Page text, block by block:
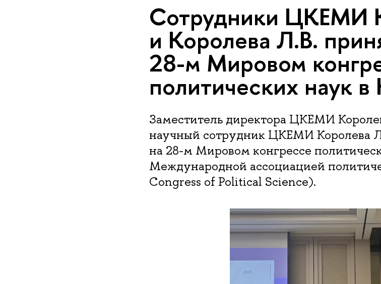
Сотрудники ЦКЕМИ
и Королева Л.В.
28-м Мировом
политических наук
Заместитель директора ЦКЕМИ
научный сотрудник ЦКЕМИ Королева
на 28-м Мировом конгрессе
Международной ассоциацией
Congress of Political Science).